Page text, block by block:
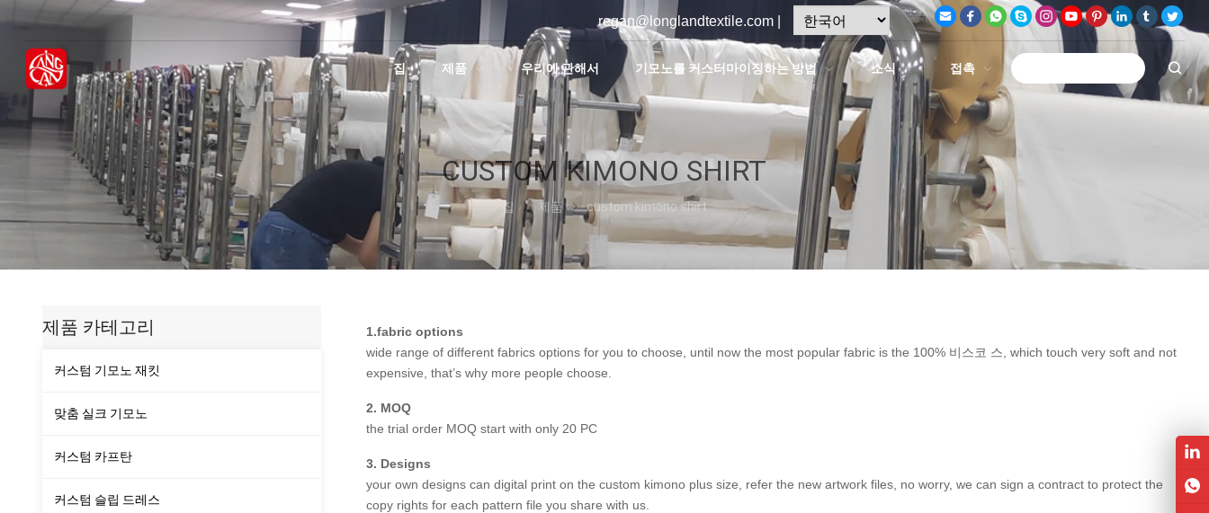
regan@longlandtextile.com |
집 제품 우리에 관해서 기모노를 커스터마이징하는 방법 소식 접촉
CUSTOM KIMONO SHIRT
집 제품 custom kimono shirt
1.fabric options
wide range of different fabrics options for you to choose
until now the most popular fabric is the 100% 비스코 스, which touch very soft and not
expensive that’s why more people choose
2. MOQ
the trial order MOQ start with only20 PC
3. Designs
your own designs can digital print on the custom kimono plus size
refer the new artwork files, no worry, we can sign a contract to protect the
copy rights for each pattern file you share with us.
제품 카테고리
커스텀 기모노 재킷
맞춤 실크 기모노
커스텀 카프탄
커스텀 슬립 드레스